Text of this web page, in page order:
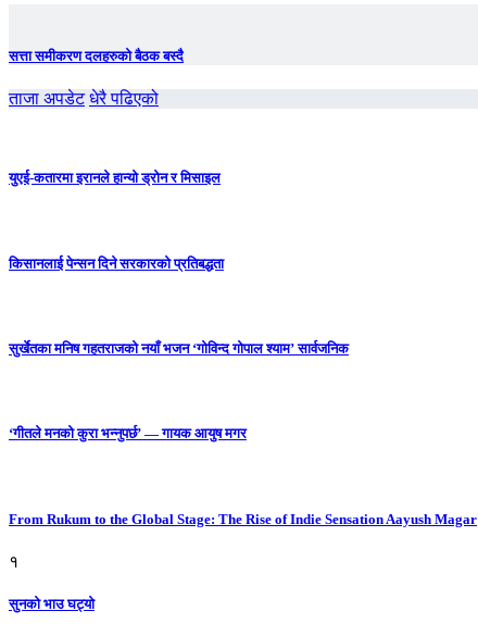
सत्ता समीकरण दलहरुको बैठक बस्दै
ताजा अपडेट धेरै पढिएको
युएई-कतारमा इरानले हान्यो ड्रोन र मिसाइल
किसानलाई पेन्सन दिने सरकारको प्रतिबद्धता
सुर्खेतका मनिष गहतराजको नयाँ भजन ‘गोविन्द गोपाल श्याम’ सार्वजनिक
‘गीतले मनको कुरा भन्नुपर्छ’ — गायक आयुष मगर
From Rukum to the Global Stage: The Rise of Indie Sensation Aayush Magar
१
सुनको भाउ घट्याे